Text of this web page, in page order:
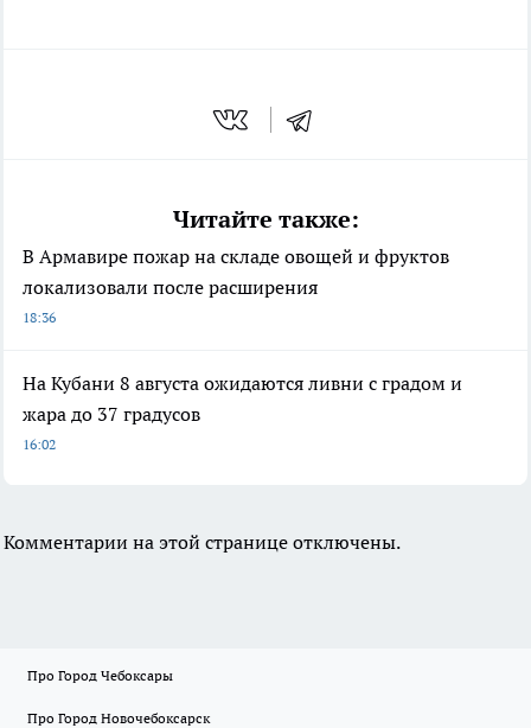
Читайте также:
В Армавире пожар на складе овощей и фруктов
локализовали после расширения
18:36
На Кубани 8 августа ожидаются ливни с градом и
жара до 37 градусов
16:02
Комментарии на этой странице отключены.
Про Город Чебоксары
Про Город Новочебоксарск